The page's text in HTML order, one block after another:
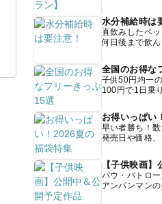
水分補給時は
直飲みしたペッ
何日後まで飲
全国のお得な
子供50円均一
100円で1日乗
お得いっぱい
早い者勝ち！
発売日や価格
【子供映画
パウ・パトロ
アンパンマン